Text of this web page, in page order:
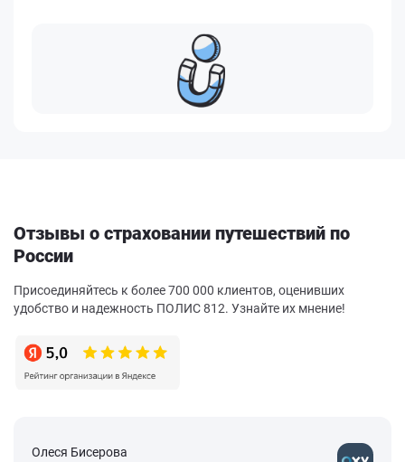
Отзывы о страховании путешествий по
России
Присоединяйтесь к более 700 000 клиентов, оценивших
удобство и надежность ПОЛИС 812. Узнайте их мнение!
Олеся Бисерова